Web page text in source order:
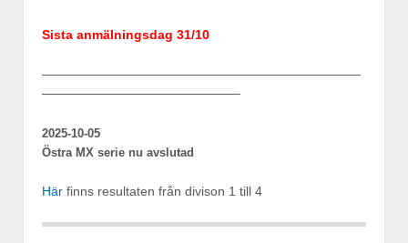
Sista anmälningsdag 31/10
—————————————————————————
———————————————–
2025-10-05
Östra MX serie nu avslutad
Här finns resultaten från divison 1 till 4